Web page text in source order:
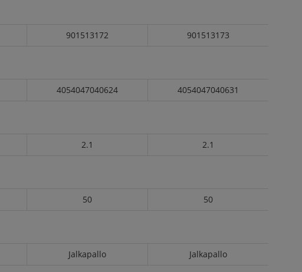
901513172 901513173
4054047040624 4054047040631
2.1 2.1
50 50
Jalkapallo Jalkapallo